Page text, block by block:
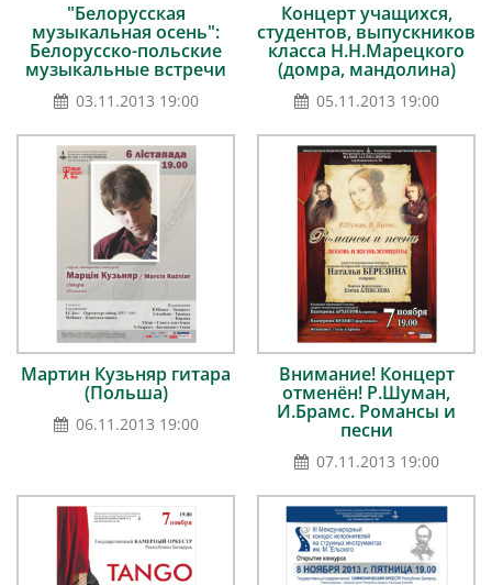
"Белорусская
музыкальная осень":
Белорусско-польские
музыкальные встречи
03.11.2013 19:00
Концерт учащихся,
студентов, выпускников
класса Н.Н.Марецкого
(домра, мандолина)
05.11.2013 19:00
Мартин Кузьняр гитара
(Польша)
06.11.2013 19:00
Внимание! Концерт
отменён! Р.Шуман,
И.Брамс. Романсы и
песни
07.11.2013 19:00